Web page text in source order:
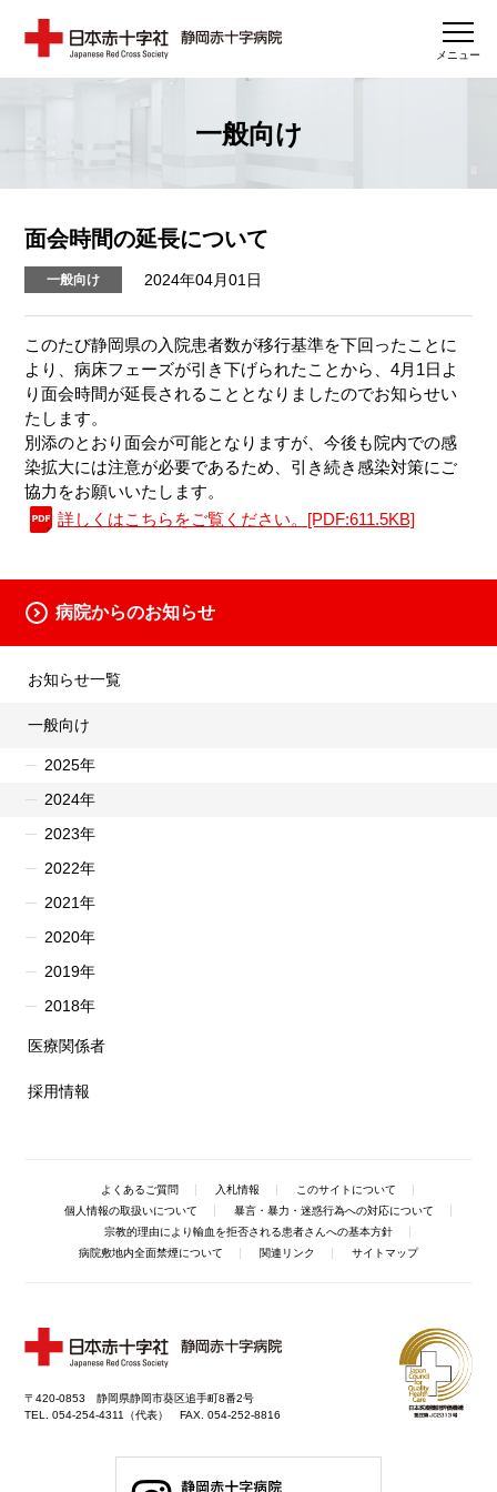
メニュー
一般向け
面会時間の延長について
一般向け 2024年04月01日
このたび静岡県の入院患者数が移行基準を下回ったことに
より、病床フェーズが引き下げられたことから、4月1日よ
り面会時間が延長されることとなりましたのでお知らせい
たします。
別添のとおり面会が可能となりますが、今後も院内での感
染拡大には注意が必要であるため、引き続き感染対策にご
協力をお願いいたします。
詳しくはこちらをご覧ください。[PDF:611.5KB]
病院からのお知らせ
お知らせ一覧
一般向け
2025年
2024年
2023年
2022年
2021年
2020年
2019年
2018年
医療関係者
採用情報
よくあるご質問 入札情報
このサイトについて
個人情報の取扱いについて
暴言・暴力・迷惑行為への対応について
宗教的理由により輸血を拒否される患者さんへの基本方針
病院敷地内全面禁煙について
関連リンク サイトマップ
〒420-0853 静岡県静岡市葵区追手町8番2号
TEL. 054-254-4311（代表） FAX. 054-252-8816